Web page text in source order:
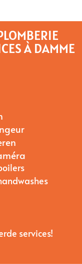
À DAMME
services!